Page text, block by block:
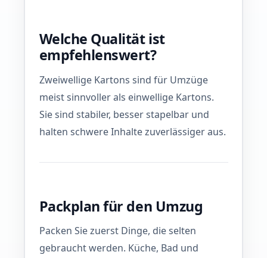
Welche Qualität ist
empfehlenswert?
Zweiwellige Kartons sind für Umzüge
meist sinnvoller als einwellige Kartons.
Sie sind stabiler, besser stapelbar und
halten schwere Inhalte zuverlässiger aus.
Packplan für den Umzug
Packen Sie zuerst Dinge, die selten
gebraucht werden. Küche, Bad und